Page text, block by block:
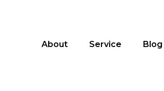
About Service Blog